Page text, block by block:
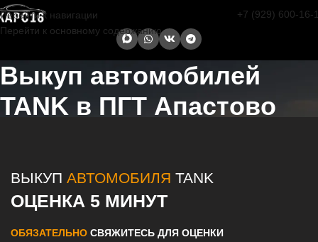
Перейти к навигации
Перейти к основному содержанию
+7 (929) 600-16-
Выкуп автомобилей
TANK в ПГТ Апастово
ВЫКУП АВТОМОБИЛЯ TANK
ОЦЕНКА 5 МИНУТ
ОБЯЗАТЕЛЬНО СВЯЖИТЕСЬ ДЛЯ ОЦЕНКИ